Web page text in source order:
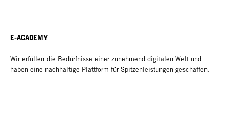
E-ACADEMY
Wir erfüllen die Bedürfnisse einer zunehmend digitalen Welt und
haben eine nachhaltige Plattform für Spitzenleistungen geschaffen.